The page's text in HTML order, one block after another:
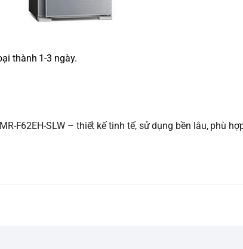
thành 1-3 ngày.
F62EH-SLW – thiết kế tinh tế, sử dụng bền lâu, phù